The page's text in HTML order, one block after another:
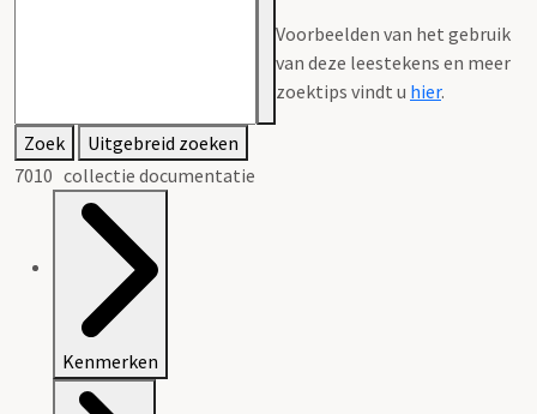
Voorbeelden van het gebruik
van deze leestekens en meer
zoektips vindt u hier.
Zoek
Uitgebreid zoeken
7010 collectie documentatie
Kenmerken